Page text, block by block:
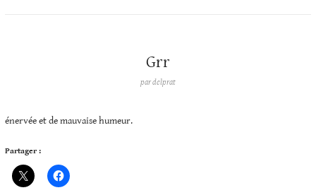
Grr
pardelprat
énervée et de mauvaise humeur.
Partager :